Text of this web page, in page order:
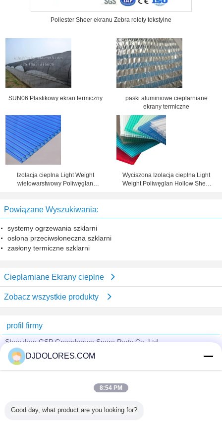
Poliester Sheer ekranu Zebra rolety tekstylne
SUN06 Plastikowy ekran termiczny
paski aluminiowe cieplarniane
ekrany termiczne
Izolacja cieplna Light Weight
wielowarstwowy Poliwęglan
Wyciszona Izolacja cieplna Light
Weight Poliwęglan Hollow Sheet
Powiązane Wyszukiwania:
systemy ogrzewania szklarni
osłona przeciwsłoneczna szklarni
zasłony termiczne szklarni
Cieplarniane Ekrany cieplne
Zobacz wszystkie produkty
profil firmy
Shenzhen GSP Greenhouse Spare Parts Co.,Ltd
sprawdzonych dostawców
Trust Seal
Verified Suplier
Dom
DJDOLORES.COM
8:54 PM
Good day, what product are you looking for?